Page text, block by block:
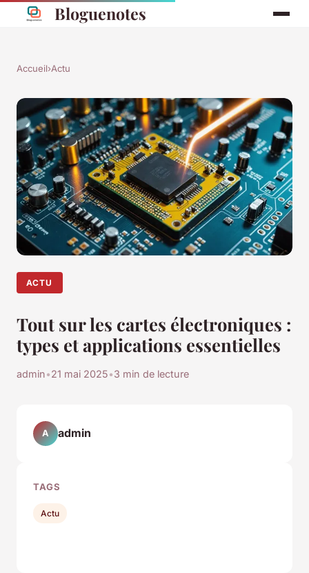
Bloguenotes
Accueil›Actu
ACTU
Tout sur les cartes électroniques :
types et applications essentielles
admin•21 mai 2025•3 min de lecture
A admin
TAGS
Actu